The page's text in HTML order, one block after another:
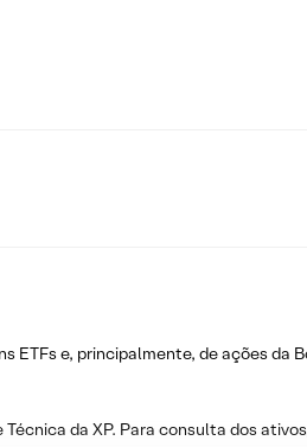
ETFs e, principalmente, de ações da
da XP. Para consulta dos